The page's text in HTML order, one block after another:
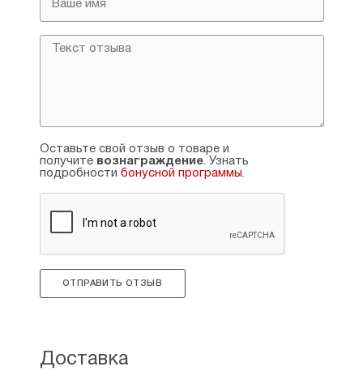
Оставьте свой отзыв о товаре и
получите вознаграждение. Узнать
подробности бонусной программы.
ОТПРАВИТЬ ОТЗЫВ
Доставка